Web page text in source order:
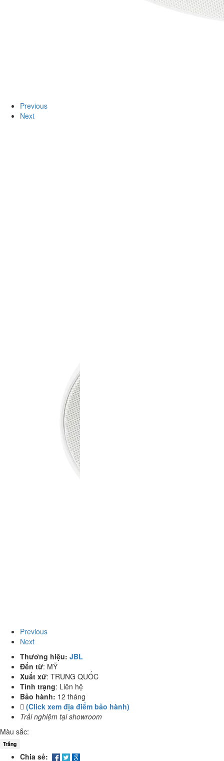
Previous
Next
Previous
Next
Thương hiệu: JBL
Đến từ: MỸ
Xuất xứ: TRUNG QUỐC
Tình trạng: Liên hệ
Bảo hành: 12 tháng
(Click xem địa điểm bảo hành)
Trải nghiệm tại showroom
Màu sắc:
Trắng
Chia sẻ: